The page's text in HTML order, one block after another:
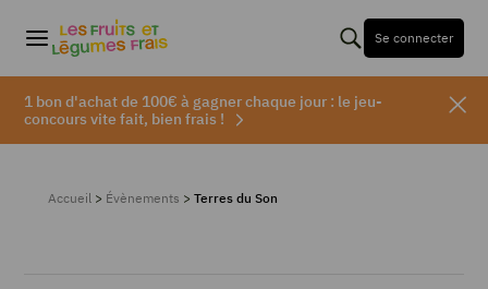
Se connecter
1 bon d'achat de 100€ à gagner chaque jour : le jeu-
concours vite fait, bien frais !
Accueil > Évènements > Terres du Son